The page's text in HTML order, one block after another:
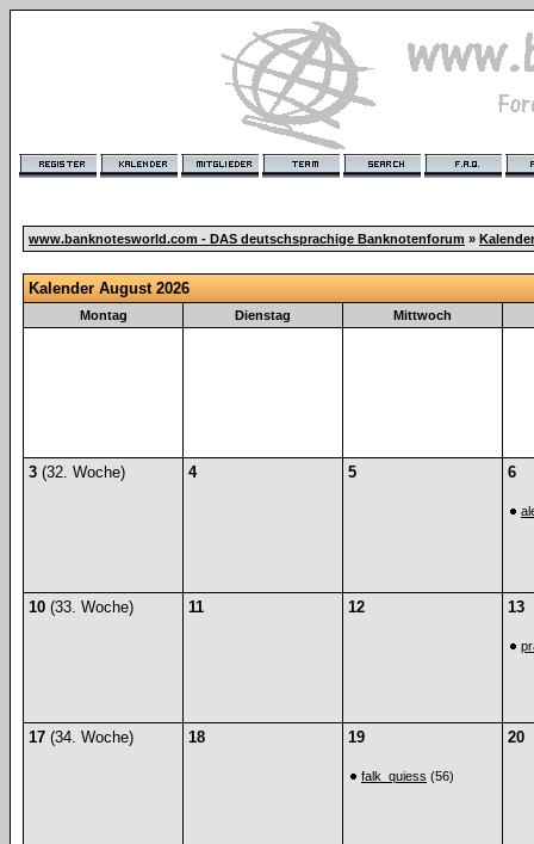
www.banknotesworld.com - DAS deutschsprachige Banknotenforum » Kalender
Kalender August 2026
Montag Dienstag Mittwoch
3 (32. Woche) 4 5 6
10 (33. Woche) 11 12 13
17 (34. Woche) 18 19
falk_quiess (56)
20